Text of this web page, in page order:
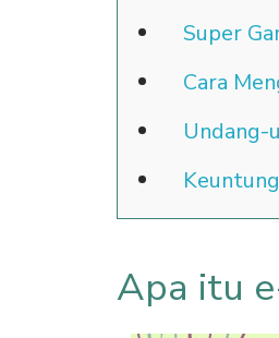
Super
Cara
Undang-
Apa itu